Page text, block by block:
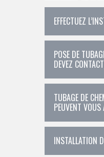
EFFECTUEZ
POSE DE
DEVEZ
TUBAGE DE
PEUVENT VOUS
INSTALLATION